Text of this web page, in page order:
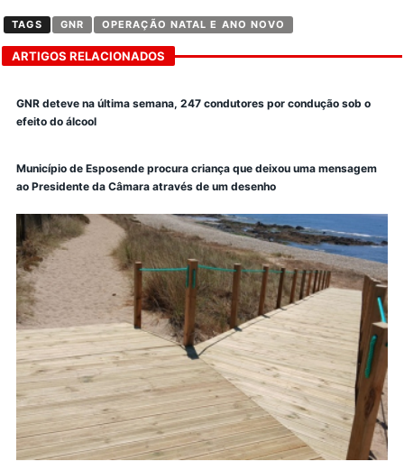
TAGS GNR OPERAÇÃO NATAL E ANO NOVO
ARTIGOS RELACIONADOS
GNR deteve na última semana, 247 condutores por condução sob o
efeito do álcool
Município de Esposende procura criança que deixou uma mensagem
ao Presidente da Câmara através de um desenho